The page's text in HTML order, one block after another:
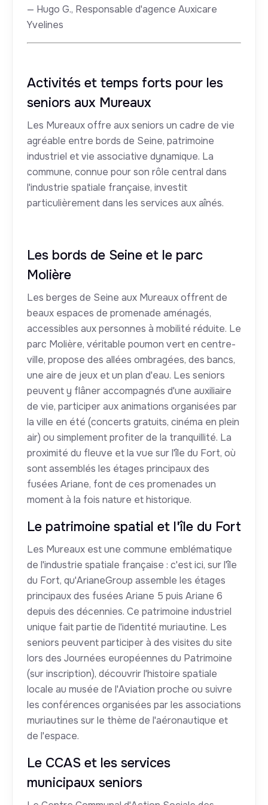
— Hugo G., Responsable d'agence Auxicare
Yvelines
Activités et temps forts pour les
seniors aux Mureaux
Les Mureaux offre aux seniors un cadre de vie
agréable entre bords de Seine, patrimoine
industriel et vie associative dynamique. La
commune, connue pour son rôle central dans
l'industrie spatiale française, investit
particulièrement dans les services aux aînés.
Les bords de Seine et le parc
Molière
Les berges de Seine aux Mureaux offrent de
beaux espaces de promenade aménagés,
accessibles aux personnes à mobilité réduite. Le
parc Molière, véritable poumon vert en centre-
ville, propose des allées ombragées, des bancs,
une aire de jeux et un plan d'eau. Les seniors
peuvent y flâner accompagnés d'une auxiliaire
de vie, participer aux animations organisées par
la ville en été (concerts gratuits, cinéma en plein
air) ou simplement profiter de la tranquillité. La
proximité du fleuve et la vue sur l'île du Fort, où
sont assemblés les étages principaux des
fusées Ariane, font de ces promenades un
moment à la fois nature et historique.
Le patrimoine spatial et l'île du Fort
Les Mureaux est une commune emblématique
de l'industrie spatiale française : c'est ici, sur l'île
du Fort, qu'ArianeGroup assemble les étages
principaux des fusées Ariane 5 puis Ariane 6
depuis des décennies. Ce patrimoine industriel
unique fait partie de l'identité muriautine. Les
seniors peuvent participer à des visites du site
lors des Journées européennes du Patrimoine
(sur inscription), découvrir l'histoire spatiale
locale au musée de l'Aviation proche ou suivre
les conférences organisées par les associations
muriautines sur le thème de l'aéronautique et
de l'espace.
Le CCAS et les services
municipaux seniors